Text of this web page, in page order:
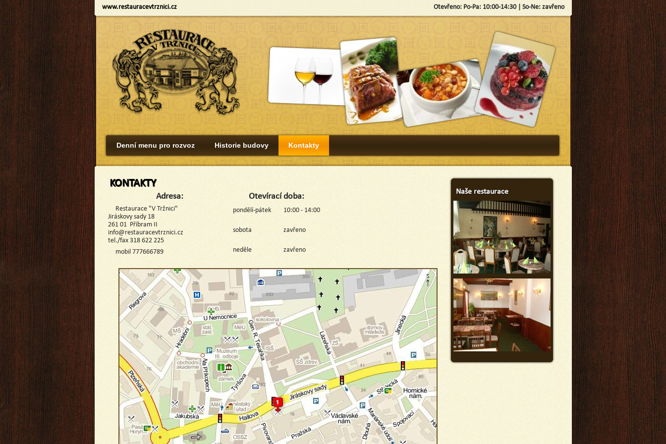
KONTAKTY
Adresa: Otevírací doba:
Restaurace "V Tržnici"
Jiráskovy sady 18
261 01 Příbram II
info@restauracevtrznici.cz
tel./fax 318 622 225
mobil 777666789
pondělí-pátek 10:00 - 14:00
sobota zavřeno
neděle zavřeno
Naše restaurace
www.restauracevtrznici.cz Otevřeno: Po-Pa: 10:00-14:30 | So-Ne: zavřeno
Denní menu pro rozvoz Historie budovy Kontakty